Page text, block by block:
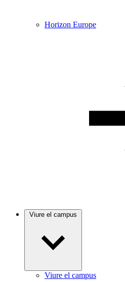
Horizon Europe
Viure el campus
Viure el campus